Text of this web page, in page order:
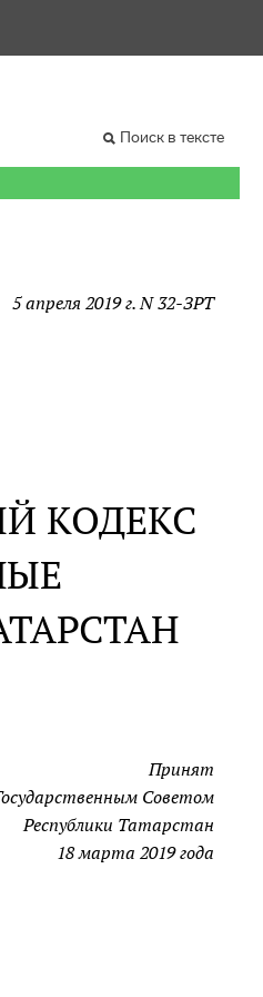
Поиск в тексте
5 апреля 2019 г. N 32-ЗРТ
КОДЕКС
Принят
Советом
Республики Татарстан
18 марта 2019 года